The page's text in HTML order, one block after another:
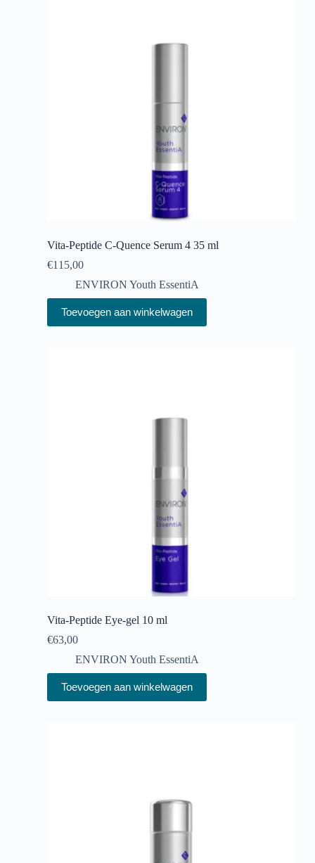
Vita-Peptide C-Quence Serum 4 35 ml
€115,00
ENVIRON Youth EssentiA
Toevoegen aan winkelwagen
Vita-Peptide Eye-gel 10 ml
€63,00
ENVIRON Youth EssentiA
Toevoegen aan winkelwagen